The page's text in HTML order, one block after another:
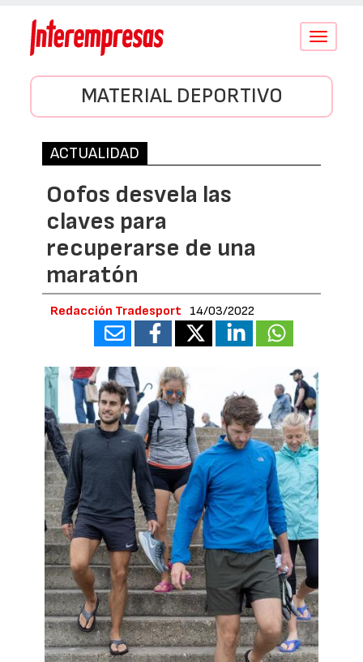
Conmutar
MATERIAL DEPORTIVO
ACTUALIDAD
Oofos desvela las
claves para
recuperarse de una
maratón
Redacción Tradesport 14/03/2022